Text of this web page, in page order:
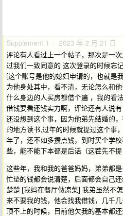
Supplement 1 · 2023 年 2 月 21 日
评论有人看过上一个帖子，那次是一
过我们一致同意的 这次登录的时候忘
[这个账号是他的媳妇申请的，也就是
为他身处其中，看不清，无论怎么和
什么身边的人买房都借个遍 ，我的看
借钱要看还钱实力啊，评论还有人说
还没想到这个事，因为他弟先结婚的
的地方读书,过年的时候就提过这个事
年了，还不如多攒点钱，到时买个学
些，能不能下本都是后话（这茬先不提
这些年，我和我的爸爸妈妈，弟弟都
忙垫的钱都会说清楚，后面都会自己
楚楚 [我妈在餐厅做凉菜] 我弟虽然不
来不要我的钱，他会找我借钱，几千
顶不上的时候，目前他欠我的基本都